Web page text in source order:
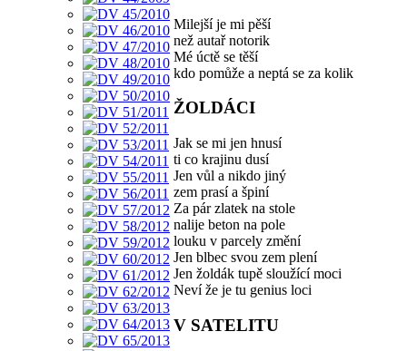
Milejší je mi pěší
než autař notorik
Mé úctě se těší
kdo pomůže a neptá se za kolik
ŽOLDÁCI
Jak se mi jen hnusí
ti co krajinu dusí
Jen vůl a nikdo jiný
zem prasí a špiní
Za pár zlatek na stole
nalije beton na pole
louku v parcely změní
Jen blbec svou zem plení
Jen žoldák tupě sloužící moci
Neví že je tu genius loci
V SATELITU